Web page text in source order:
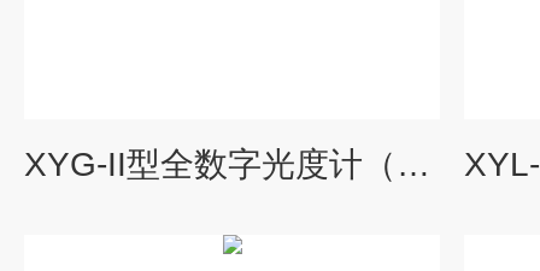
XYG-II型全数字光度计（现货包邮）